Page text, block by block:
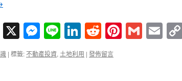
Mastodon
X Messenger
LineLinkedIn
RedditPinterest
| 標籤:不動產投資, 土地利用 | 發佈留言